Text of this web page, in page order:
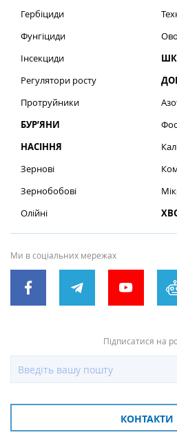
Гербіциди
Фунгіциди
Інсекциди
Регулятори росту
Протруйники
БУР’ЯНИ
НАСІННЯ
Зернові
Зернобобові
Олійні
Ми в соціальних мережах
Підписатися на
КОНТАКТИ